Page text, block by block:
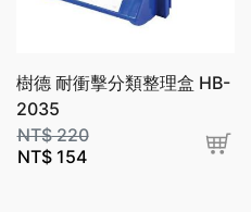
樹德 耐衝擊分類整理盒 HB-
2035
NT$220
NT$154